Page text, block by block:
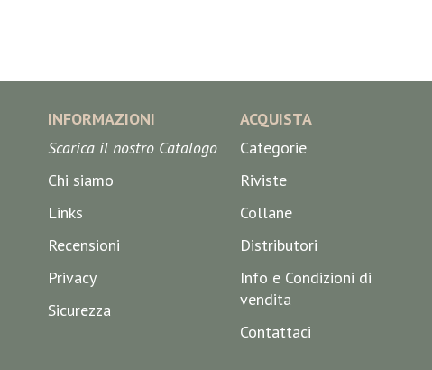
INFORMAZIONI
Scarica il nostro Catalogo
Chi siamo
Links
Recensioni
Privacy
Sicurezza
ACQUISTA
Categorie
Riviste
Collane
Distributori
Info e Condizioni di
vendita
Contattaci